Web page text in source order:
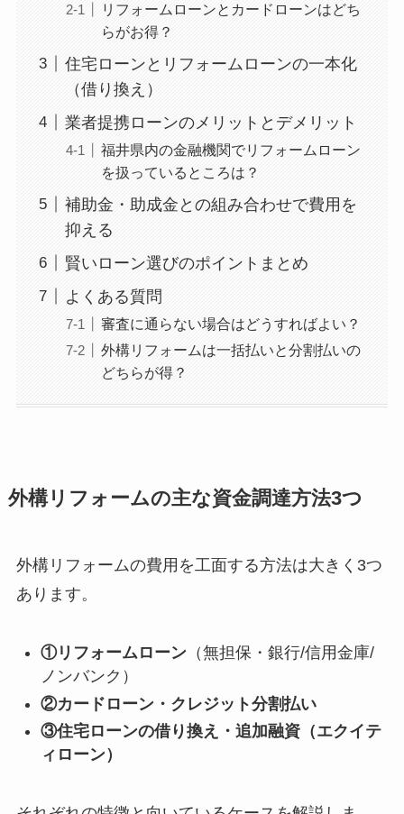
リフォームローンとカードローンはどち
らがお得？
住宅ローンとリフォームローンの一本化
（借り換え）
業者提携ローンのメリットとデメリット
福井県内の金融機関でリフォームローン
を扱っているところは？
補助金・助成金との組み合わせで費用を
抑える
賢いローン選びのポイントまとめ
よくある質問
審査に通らない場合はどうすればよい？
外構リフォームは一括払いと分割払いの
どちらが得？
外構リフォームの主な資金調達方法3つ
外構リフォームの費用を工面する方法は大きく3つ
あります。
①リフォームローン（無担保・銀行/信用金庫/
ノンバンク）
②カードローン・クレジット分割払い
③住宅ローンの借り換え・追加融資（エクイテ
ィローン）